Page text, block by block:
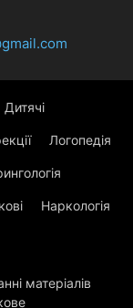
Дитячі
Логопедія
Наркологія
матеріалів